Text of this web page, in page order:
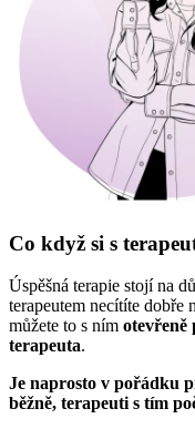
Co když si s
Úspěšná terapie stojí na
terapeutem necítíte dobře
můžete to s ním otevřeně
terapeuta.
Je naprosto v pořádku
běžně, terapeuti s tím